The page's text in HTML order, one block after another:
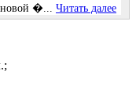
�... Читать далее